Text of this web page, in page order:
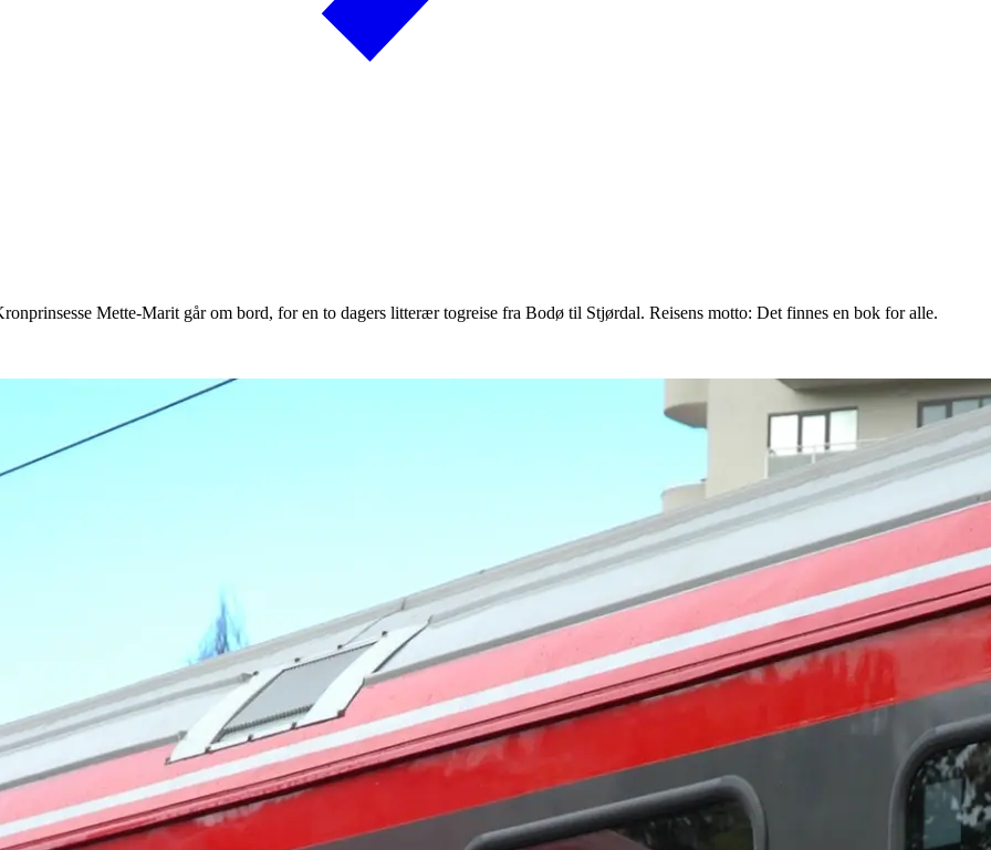
Mette-Marit går om bord, for en to dagers litterær togreise fra Bodø til Stjørdal. Reisens motto: Det finnes en bok for alle.